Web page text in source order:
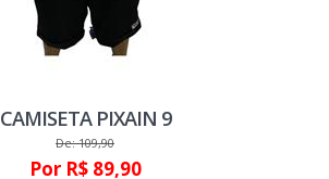
CAMISETA PIXAIN 9
De: 109,90
Por R$ 89,90